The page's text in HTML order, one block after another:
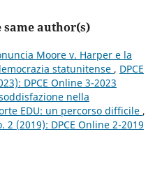
same author(s)
Moore v. Harper e la
statunitense , DPCE
DPCE Online 3-2023
nella
EDU: un percorso difficile ,
2 (2019): DPCE Online 2-2019